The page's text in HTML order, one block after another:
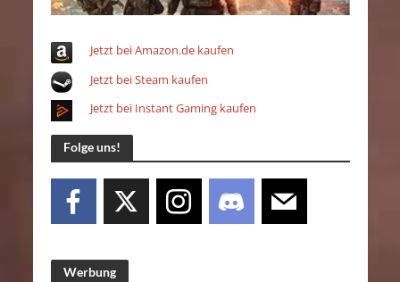
Jetzt bei Amazon.de kaufen
Jetzt bei Steam kaufen
Jetzt bei Instant Gaming kaufen
Folge uns!
Werbung